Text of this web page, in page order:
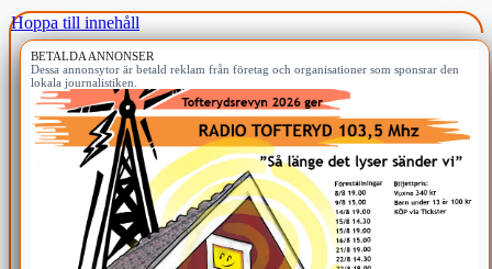
Hoppa till innehåll
BETALDA ANNONSER
Dessa annonsytor är betald reklam från företag och organisationer som sponsrar den
lokala journalistiken.